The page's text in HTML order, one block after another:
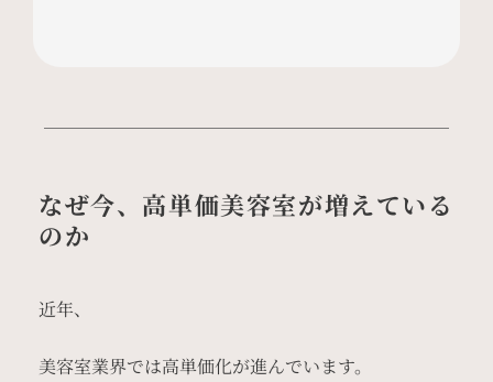
なぜ今、高単価美容室が増えている
のか
近年、
美容室業界では高単価化が進んでいます。